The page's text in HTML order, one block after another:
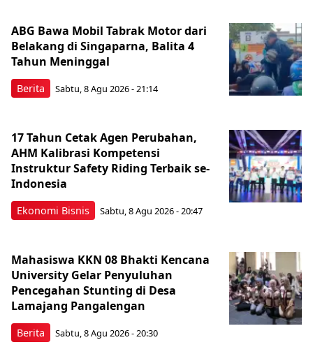
Berita
ABG Bawa Mobil Tabrak Motor dari
Belakang di Singaparna, Balita 4
Tahun Meninggal
Sabtu, 8 Agu 2026 - 21:14
Ekonomi Bisnis
17 Tahun Cetak Agen Perubahan,
AHM Kalibrasi Kompetensi
Instruktur Safety Riding Terbaik se-
Indonesia
Sabtu, 8 Agu 2026 - 20:47
Berita
Mahasiswa KKN 08 Bhakti Kencana
University Gelar Penyuluhan
Pencegahan Stunting di Desa
Lamajang Pangalengan
Sabtu, 8 Agu 2026 - 20:30